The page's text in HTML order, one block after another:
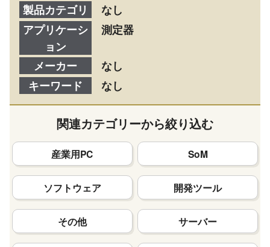
製品カテゴリ
なし
アプリケーシ
ョン
測定器
メーカー
なし
キーワード
なし
関連カテゴリーから絞り込む
産業用PC SoM
ソフトウェア 開発ツール
その他 サーバー